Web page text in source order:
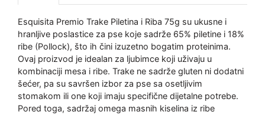
Esquisita Premio Trake Piletina i Riba 75g su ukusne i
hranljive poslastice za pse koje sadrže 65% piletine i 18%
ribe (Pollock), što ih čini izuzetno bogatim proteinima.
Ovaj proizvod je idealan za ljubimce koji uživaju u
kombinaciji mesa i ribe. Trake ne sadrže gluten ni dodatni
šećer, pa su savršen izbor za pse sa osetljivim
stomakom ili one koji imaju specifične dijetalne potrebe.
Pored toga, sadržaj omega masnih kiselina iz ribe